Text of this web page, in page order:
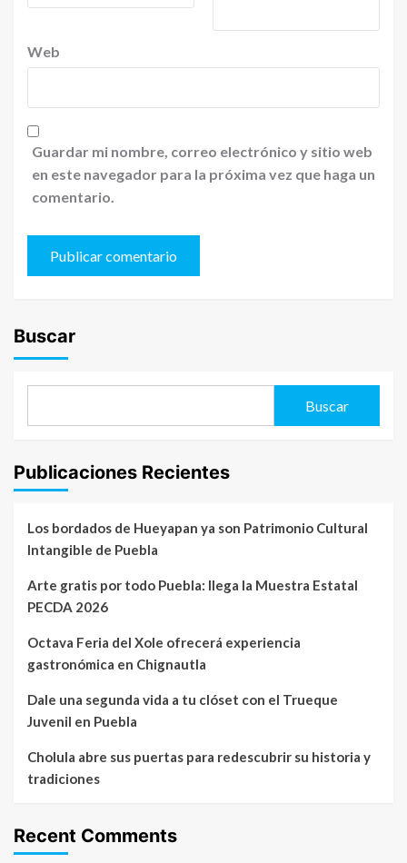
Web
Guardar mi nombre, correo electrónico y sitio web
en este navegador para la próxima vez que haga un
comentario.
Buscar
Buscar
Publicaciones Recientes
Los bordados de Hueyapan ya son Patrimonio Cultural
Intangible de Puebla
Arte gratis por todo Puebla: llega la Muestra Estatal
PECDA 2026
Octava Feria del Xole ofrecerá experiencia
gastronómica en Chignautla
Dale una segunda vida a tu clóset con el Trueque
Juvenil en Puebla
Cholula abre sus puertas para redescubrir su historia y
tradiciones
Recent Comments